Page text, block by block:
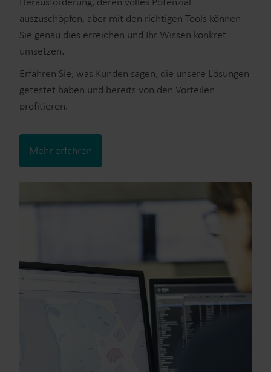
auszuschöpfen, aber mit den richtigen Tools können
Sie genau dies erreichen und Ihr Wissen konkret
umsetzen.
Erfahren Sie, was Kunden sagen, die unsere Lösungen
getestet haben und bereits von den Vorteilen
profitieren.
Mehr erfahren